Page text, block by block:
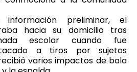
preliminar, el
hacia su domicilio tras
escolar cuando fue
a tiros por sujetos
varios impactos de bala